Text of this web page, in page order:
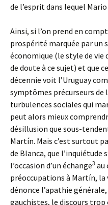
de l’esprit dans lequel
Ainsi, si l’on prend en
prospérité marquée par un
économique (le style de vie
de doute à ce sujet) et que
décennie voit l’Uruguay
symptômes précurseurs de
turbulences sociales qui
peut alors mieux
désillusion que sous-
Martín. Mais c’est surtout
de Blanca, que l’inquiétude
l’occasion d’un échange3 au
préoccupations à Martín, la
dénonce l’apathie
gauchistes, le discours